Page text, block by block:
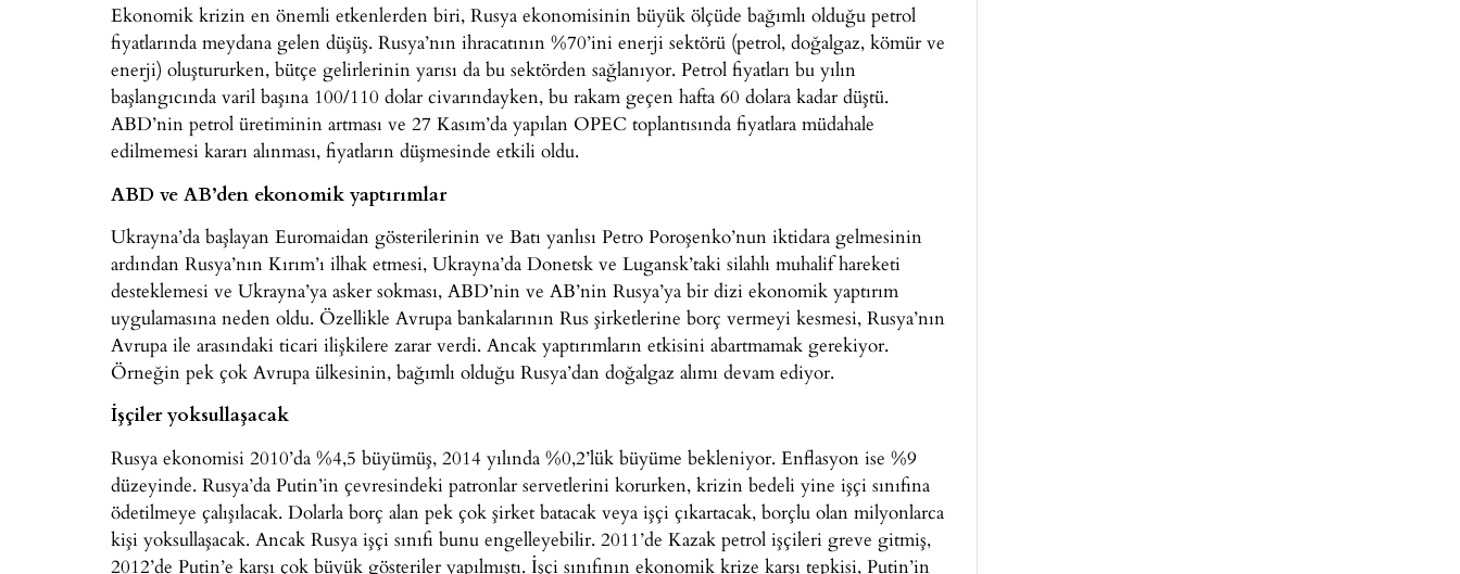
Ekonomik krizin en önemli etkenlerden biri, Rusya ekonomisinin büyük ölçüde bağımlı olduğu petrol
fiyatlarında meydana gelen düşüş. Rusya’nın ihracatının %70’ini enerji sektörü (petrol, doğalgaz, kömür ve
enerji) oluştururken, bütçe gelirlerinin yarısı da bu sektörden sağlanıyor. Petrol fiyatları bu yılın
başlangıcında varil başına 100/110 dolar civarındayken, bu rakam geçen hafta 60 dolara kadar düştü.
ABD’nin petrol üretiminin artması ve 27 Kasım’da yapılan OPEC toplantısında fiyatlara müdahale
edilmemesi kararı alınması, fiyatların düşmesinde etkili oldu.
ABD ve AB’den ekonomik yaptırımlar
Ukrayna’da başlayan Euromaidan gösterilerinin ve Batı yanlısı Petro Poroşenko’nun iktidara gelmesinin
ardından Rusya’nın Kırım’ı ilhak etmesi, Ukrayna’da Donetsk ve Lugansk’taki silahlı muhalif hareketi
desteklemesi ve Ukrayna’ya asker sokması, ABD’nin ve AB’nin Rusya’ya bir dizi ekonomik yaptırım
uygulamasına neden oldu. Özellikle Avrupa bankalarının Rus şirketlerine borç vermeyi kesmesi, Rusya’nın
Avrupa ile arasındaki ticari ilişkilere zarar verdi. Ancak yaptırımların etkisini abartmamak gerekiyor.
Örneğin pek çok Avrupa ülkesinin, bağımlı olduğu Rusya’dan doğalgaz alımı devam ediyor.
İşçiler yoksullaşacak
Rusya ekonomisi 2010’da %4,5 büyümüş, 2014 yılında %0,2’lük büyüme bekleniyor. Enflasyon ise %9
düzeyinde. Rusya’da Putin’in çevresindeki patronlar servetlerini korurken, krizin bedeli yine işçi sınıfına
ödetilmeye çalışılacak. Dolarla borç alan pek çok şirket batacak veya işçi çıkartacak, borçlu olan milyonlarca
kişi yoksullaşacak. Ancak Rusya işçi sınıfı bunu engelleyebilir. 2011’de Kazak petrol işçileri greve gitmiş,
2012’de Putin’e karşı çok büyük gösteriler yapılmıştı. İşçi sınıfının ekonomik krize karşı tepkisi, Putin’in